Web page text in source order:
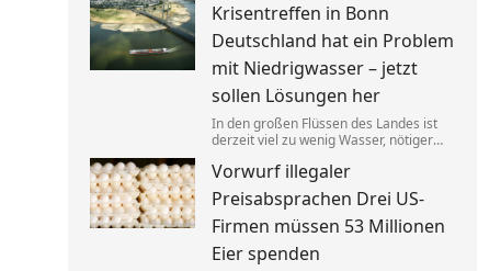
bezahlen. Bedürftige sollten dagegen
an anderer Stelle gezielt entlastet
werden.
Krisentreffen in Bonn
Deutschland hat ein Problem
mit Niedrigwasser – jetzt
sollen Lösungen her
In den großen Flüssen des Landes ist
derzeit viel zu wenig Wasser, nötiger
Verkehrsminister Steffen Bilger lädt
nun zum Krisengespräch. Industrie- und
Schifffahrtsverbände haben vorab klare
Forderungen.
Vorwurf illegaler
Preisabsprachen Drei US-
Firmen müssen 53 Millionen
Eier spenden